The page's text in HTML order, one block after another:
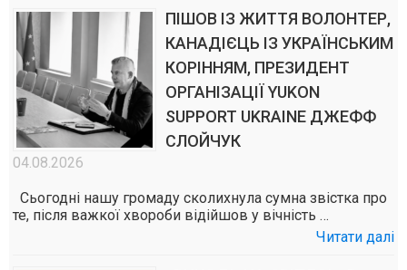
ПІШОВ ІЗ ЖИТТЯ ВОЛОНТЕР,
КАНАДІЄЦЬ ІЗ УКРАЇНСЬКИМ
КОРІННЯМ, ПРЕЗИДЕНТ
ОРГАНІЗАЦІЇ YUKON
SUPPORT UKRAINE ДЖЕФФ
СЛОЙЧУК
04.08.2026
Сьогодні нашу громаду сколихнула сумна звістка про
те, після важкої хвороби відійшов у вічність …
Читати далі